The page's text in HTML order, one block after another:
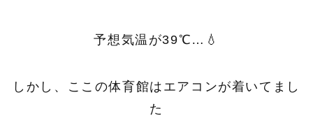
予想気温が39℃…💧
しかし、ここの体育館はエアコンが着いてまし
た